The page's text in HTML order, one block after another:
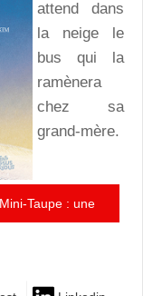
attend dans
la neige le
bus qui la
ramènera
chez sa
grand-mère.
Taupe : une